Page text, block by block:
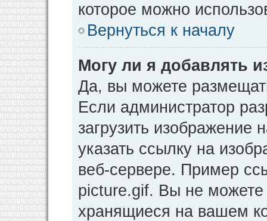
которое можно
Вернуться к началу
Могу ли я добавлять
Да, вы можете
Если администратор
загрузить
указать ссылку на
веб-сервере. Пример
picture.gif. Вы не можете
хранящиеся на вашем